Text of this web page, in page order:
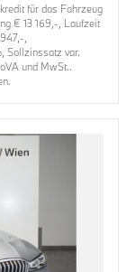
für das Fahrzeug
€ 13 169 ,-, Laufzeit
,-,
Sollzinssatz var.
und MwSt..